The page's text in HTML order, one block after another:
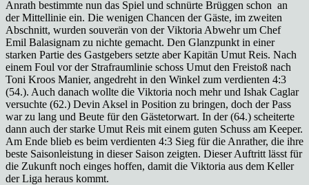
Anrath bestimmte nun das Spiel und schnürte Brüggen schon an
der Mittellinie ein. Die wenigen Chancen der Gäste, im zweiten
Abschnitt, wurden souverän von der Viktoria Abwehr um Chef
Emil Balasignam zu nichte gemacht. Den Glanzpunkt in einer
starken Partie des Gastgebers setzte aber Kapitän Umut Reis. Nach
einem Foul vor der Strafraumlinie schoss Umut den Freistoß nach
Toni Kroos Manier, angedreht in den Winkel zum verdienten 4:3
(54.). Auch danach wollte die Viktoria noch mehr und Ishak Caglar
versuchte (62.) Devin Aksel in Position zu bringen, doch der Pass
war zu lang und Beute für den Gästetorwart. In der (64.) scheiterte
dann auch der starke Umut Reis mit einem guten Schuss am Keeper.
Am Ende blieb es beim verdienten 4:3 Sieg für die Anrather, die ihre
beste Saisonleistung in dieser Saison zeigten. Dieser Auftritt lässt für
die Zukunft noch einges hoffen, damit die Viktoria aus dem Keller
der Liga heraus kommt.